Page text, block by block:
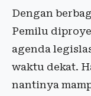
Dengan
Pemilu
agenda
waktu dekat.
nantinya